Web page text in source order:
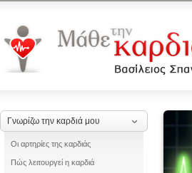
Γνωρίζω την καρδιά μου
Οι αρτηρίες της καρδιάς
Πώς λειτουργεί η καρδιά